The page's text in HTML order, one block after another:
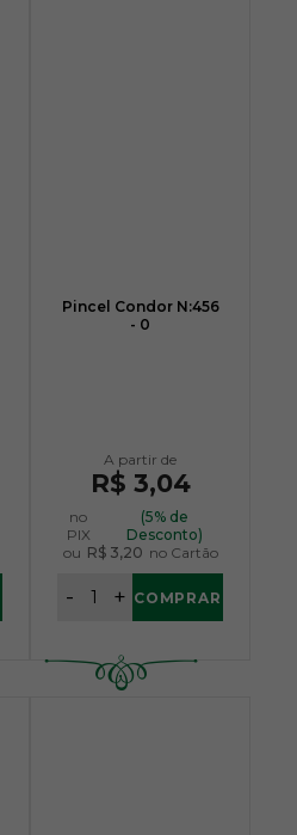
Pincel Condor N:456
- 0
R$ 3,04
no
PIX
(5% de
Desconto)
ou R$ 3,20 no Cartão
+
- COMPRAR